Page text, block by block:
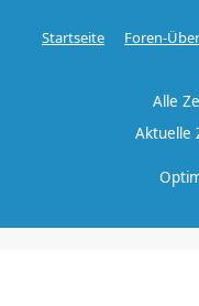
Startseite Foren-
Alle
Aktuelle